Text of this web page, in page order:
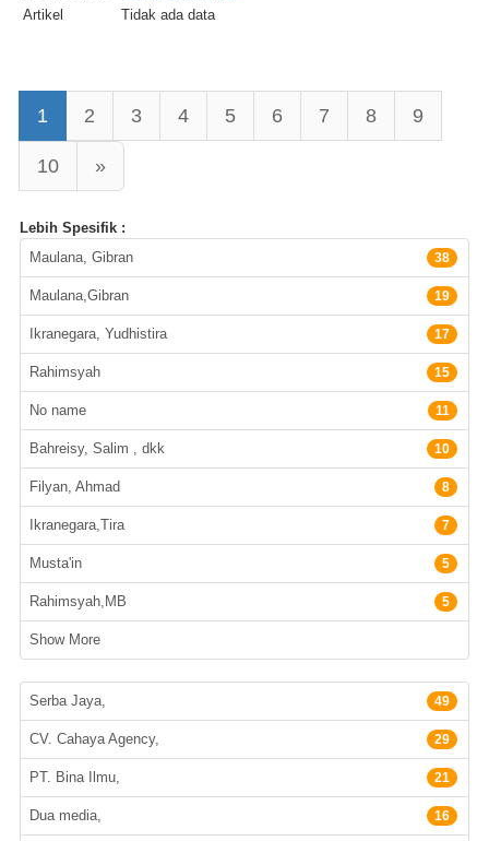
Artikel
Tidak ada data
1 2 3 4 5 6 7 8 9
10 »
Lebih Spesifik :
Pengarang
Maulana, Gibran 38
Maulana,Gibran 19
Ikranegara, Yudhistira 17
Rahimsyah 15
No name 11
Bahreisy, Salim , dkk 10
Filyan, Ahmad 8
Ikranegara,Tira 7
Musta'in 5
Rahimsyah,MB 5
Show More
Penerbit
Serba Jaya, 49
CV. Cahaya Agency, 29
PT. Bina Ilmu, 21
Dua media, 16